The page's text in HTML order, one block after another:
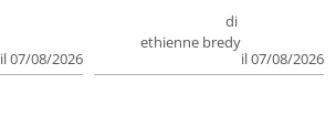
il 07/08/2026
di
ethienne bredy
il 07/08/2026